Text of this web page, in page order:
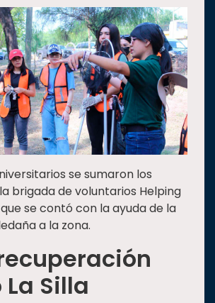
se sumaron los
brigada de voluntarios Helping
se contó con la ayuda de la
a la zona.
La Silla